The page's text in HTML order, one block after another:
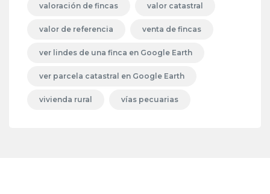
valoración de fincas valor catastral
valor de referencia venta de fincas
ver lindes de una finca en Google Earth
ver parcela catastral en Google Earth
vivienda rural vías pecuarias